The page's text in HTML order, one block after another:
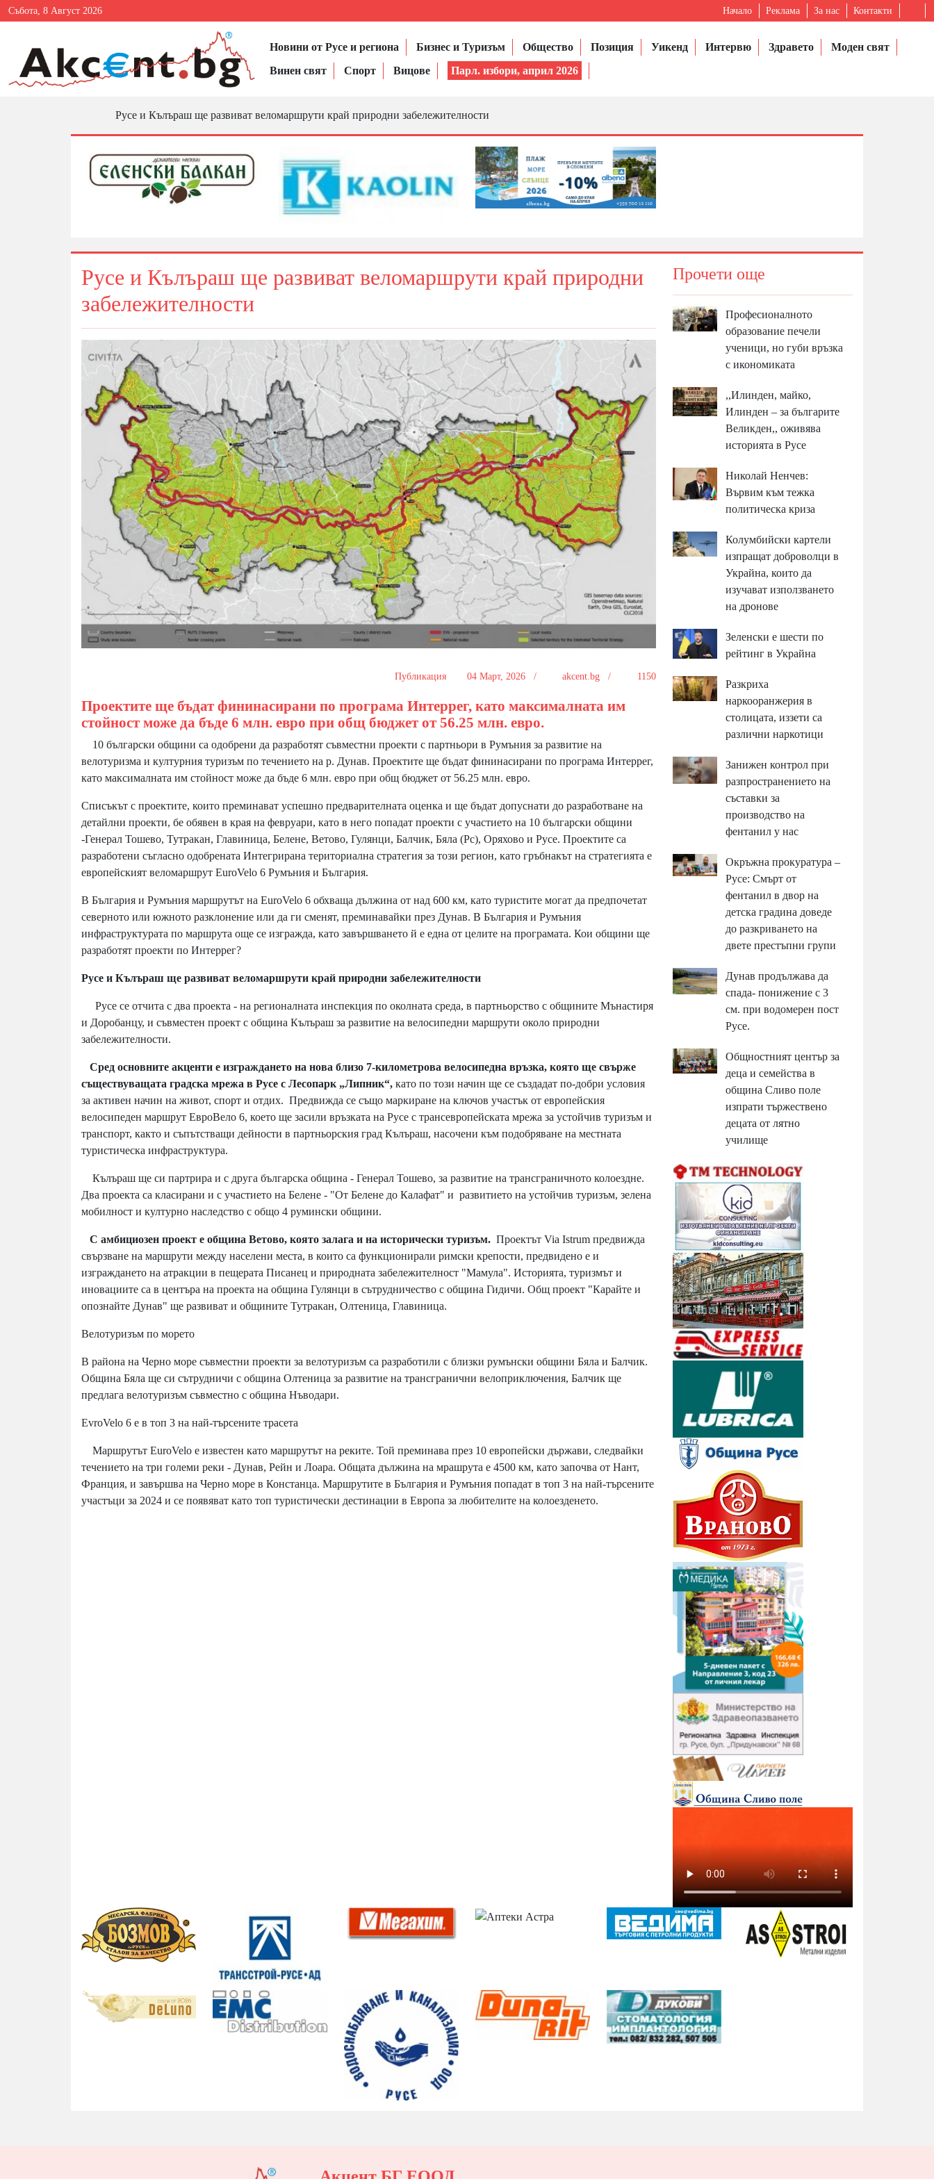
Събота, 8 Август 2026 Начало Реклама За нас Контакти
Новини от Русе и региона Бизнес и Туризъм Общество Позиция Уикенд Интервю Здравето
Моден свят
Винен свят
Спорт Вицове Парл. избори, април 2026
Русе и Кълъраш ще развиват веломаршрути край природни забележителности
Русе и Кълъраш ще развиват веломаршрути край природни
забележителности
Публикация 04 Март, 2026 / akcent.bg / 1150
Проектите ще бъдат фининасирани по програма Интеррег, като максималната им
стойност може да бъде 6 млн. евро при общ бюджет от 56.25 млн. евро.
10 български общини са одобрени да разработят съвместни проекти с партньори в Румъния за развитие на
велотуризма и културния туризъм по течението на р. Дунав. Проектите ще бъдат фининасирани по програма Интеррег,
като максималната им стойност може да бъде 6 млн. евро при общ бюджет от 56.25 млн. евро.
Списъкът с проектите, които преминават успешно предварителната оценка и ще бъдат допуснати до разработване на
детайлни проекти, бе обявен в края на февруари, като в него попадат проекти с участието на 10 български общини
-Генерал Тошево, Тутракан, Главиница, Белене, Ветово, Гулянци, Балчик, Бяла (Рс), Оряхово и Русе. Проектите са
разработени съгласно одобрената Интегрирана териториална стратегия за този регион, като гръбнакът на стратегията е
европейският веломаршрут EuroVelo 6 Румъния и България.
В България и Румъния маршрутът на EuroVelo 6 обхваща дължина от над 600 км, като туристите могат да предпочетат
северното или южното разклонение или да ги сменят, преминавайки през Дунав. В България и Румъния
инфраструктурата по маршрута още се изгражда, като завършването й е една от целите на програмата. Кои общини ще
разработят проекти по Интеррег?
Русе и Кълъраш ще развиват веломаршрути край природни забележителности
Русе се отчита с два проекта - на регионалната инспекция по околната среда, в партньорство с общините Мънастиря
и Доробанцу, и съвместен проект с община Кълъраш за развитие на велосипедни маршрути около природни
забележителности.
Сред основните акценти е изграждането на нова близо 7-километрова велосипедна връзка, която ще свърже
съществуващата градска мрежа в Русе с Лесопарк „Липник“, като по този начин ще се създадат по-добри условия
за активен начин на живот, спорт и отдих. Предвижда се също маркиране на ключов участък от европейския
велосипеден маршрут ЕвроВело 6, което ще засили връзката на Русе с трансевропейската мрежа за устойчив туризъм и
транспорт, както и съпътстващи дейности в партньорския град Кълъраш, насочени към подобряване на местната
туристическа инфраструктура.
Кълъраш ще си партрира и с друга българска община - Генерал Тошево, за развитие на трансграничното колоездне.
Два проекта са класирани и с участието на Белене - "От Белене до Калафат" и развитието на устойчив туризъм, зелена
мобилност и културно наследство с общо 4 румински общини.
С амбициозен проект е община Ветово, която залага и на исторически туризъм. Проектът Via Istrum предвижда
свързване на маршрути между населени места, в които са функционирали римски крепости, предвидено е и
изграждането на атракции в пещерата Писанец и природната забележителност "Мамула". Историята, туризмът и
иновациите са в центъра на проекта на община Гулянци в сътрудничество с община Гидичи. Общ проект "Карайте и
опознайте Дунав" ще развиват и общините Тутракан, Олтеница, Главиница.
Велотуризъм по морето
В района на Черно море съвместни проекти за велотуризъм са разработили с близки румънски общини Бяла и Балчик.
Община Бяла ще си сътрудничи с община Олтеница за развитие на трансгранични велоприключения, Балчик ще
предлага велотуризъм съвместно с община Нъводари.
EvroVelo 6 e в топ 3 на най-търсените трасета
Маршрутът EuroVelo е известен като маршрутът на реките. Той преминава през 10 европейски държави, следвайки
течението на три големи реки - Дунав, Рейн и Лоара. Общата дължина на мрашрута е 4500 км, като започва от Нант,
Франция, и завършва на Черно море в Констанца. Маршрутите в България и Румъния попадат в топ 3 на най-търсените
участъци за 2024 и се появяват като топ туристически дестинации в Европа за любителите на колоезденето.
Прочети още
Професионалното
образование печели
ученици, но губи връзка
с икономиката
,,Илинден, майко,
Илинден – за българите
Великден,, оживява
историята в Русе
Николай Ненчев:
Вървим към тежка
политическа криза
Колумбийски картели
изпращат доброволци в
Украйна, които да
изучават използването
на дронове
Зеленски е шести по
рейтинг в Украйна
Разкриха
наркооранжерия в
столицата, иззети са
различни наркотици
Занижен контрол при
разпространението на
съставки за
производство на
фентанил у нас
Окръжна прокуратура –
Русе: Смърт от
фентанил в двор на
детска градина доведе
до разкриването на
двете престъпни групи
Дунав продължава да
спада- понижение с 3
см. при водомерен пост
Русе.
Общностният център за
деца и семейства в
община Сливо поле
изпрати тържествено
децата от лятно
училище